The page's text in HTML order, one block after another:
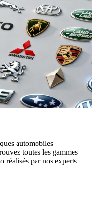
automobiles
toutes les gammes
réalisés par nos experts.